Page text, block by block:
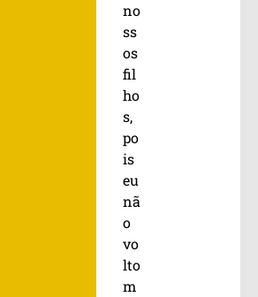
no
ss
os
fil
ho
s,
po
is
eu
nã
o
vo
lto
m